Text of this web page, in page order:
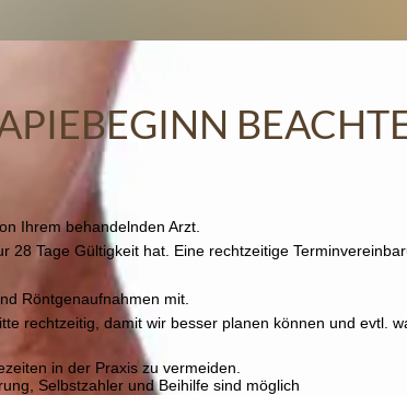
von Ihrem behandelnden Arzt.
28 Tage Gültigkeit hat. Eine rechtzeitige
Röntgenaufnahmen mit.
rechtzeitig, damit wir besser planen können und evtl.
in der Praxis zu vermeiden.
Selbstzahler und Beihilfe sind möglich